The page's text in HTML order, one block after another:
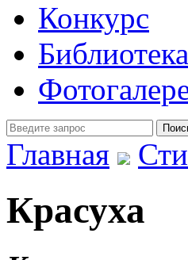
Конкурс
Библиотека
Главная
Красуха